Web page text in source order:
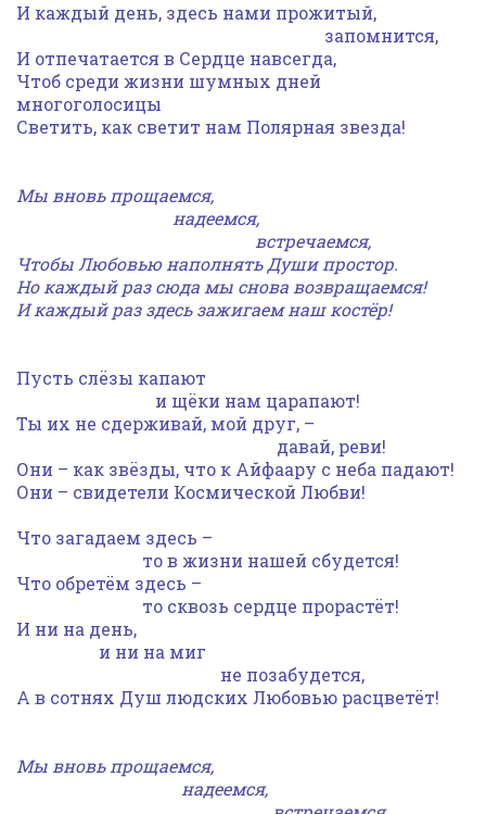
И каждый день, здесь нами прожитый,
запомнится,
И отпечатается в Сердце навсегда,
Чтоб среди жизни шумных дней
многоголосицы
Светить, как светит нам Полярная звезда!
Мы вновь прощаемся,
надеемся,
встречаемся,
Чтобы Любовью наполнять Души простор.
Но каждый раз сюда мы снова возвращаемся!
И каждый раз здесь зажигаем наш костёр!
Пусть слёзы капают
и щёки нам царапают!
Ты их не сдерживай, мой друг, –
давай, реви!
Они – как звёзды, что к Айфаару с неба падают!
Они – свидетели Космической Любви!
Что загадаем здесь –
то в жизни нашей сбудется!
Что обретём здесь –
то сквозь сердце прорастёт!
И ни на день,
и ни на миг
не позабудется,
А в сотнях Душ людских Любовью расцветёт!
Мы вновь прощаемся,
надеемся,